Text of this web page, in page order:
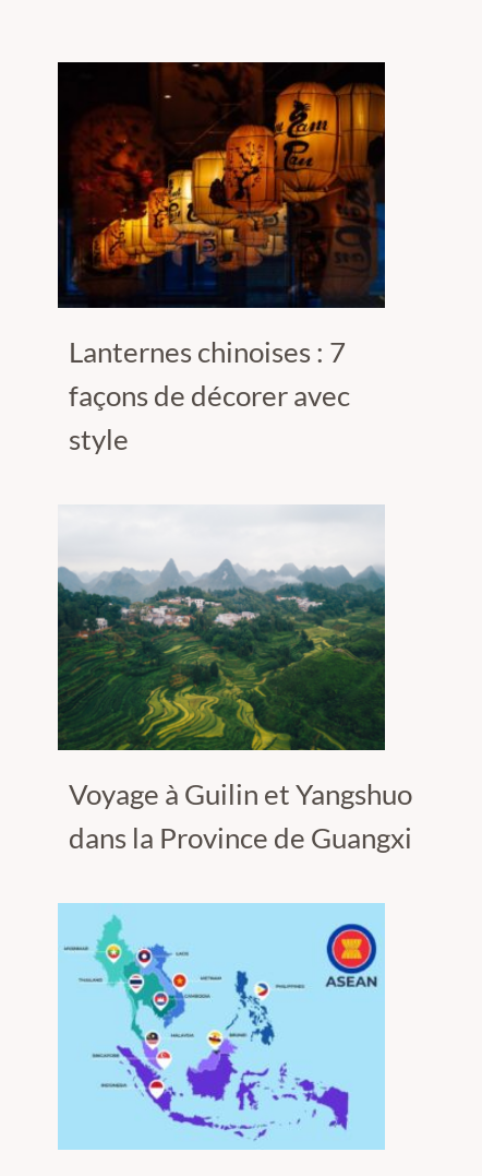
Lanternes chinoises : 7
façons de décorer avec
style
Voyage à Guilin et Yangshuo
dans la Province de Guangxi